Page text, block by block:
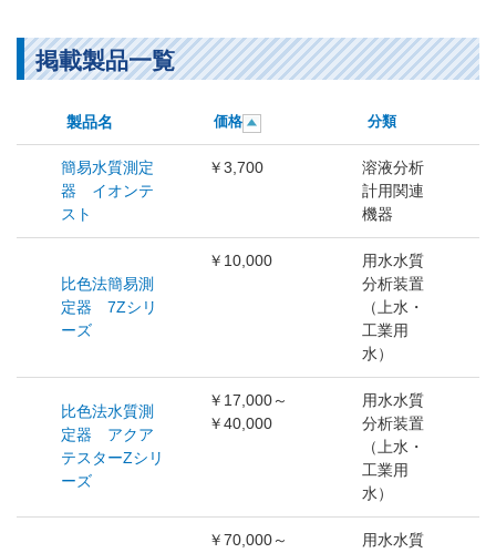
掲載製品一覧
製品名 価格 分類
簡易水質測定
器 イオンテ
スト
￥3,700
溶液分析
計用関連
機器
比色法簡易測
定器 7Zシリ
ーズ
￥10,000
用水水質
分析装置
（上水・
工業用
水）
比色法水質測
定器 アクア
テスターZシリ
ーズ
￥17,000～
￥40,000
用水水質
分析装置
（上水・
工業用
水）
￥70,000～
用水水質